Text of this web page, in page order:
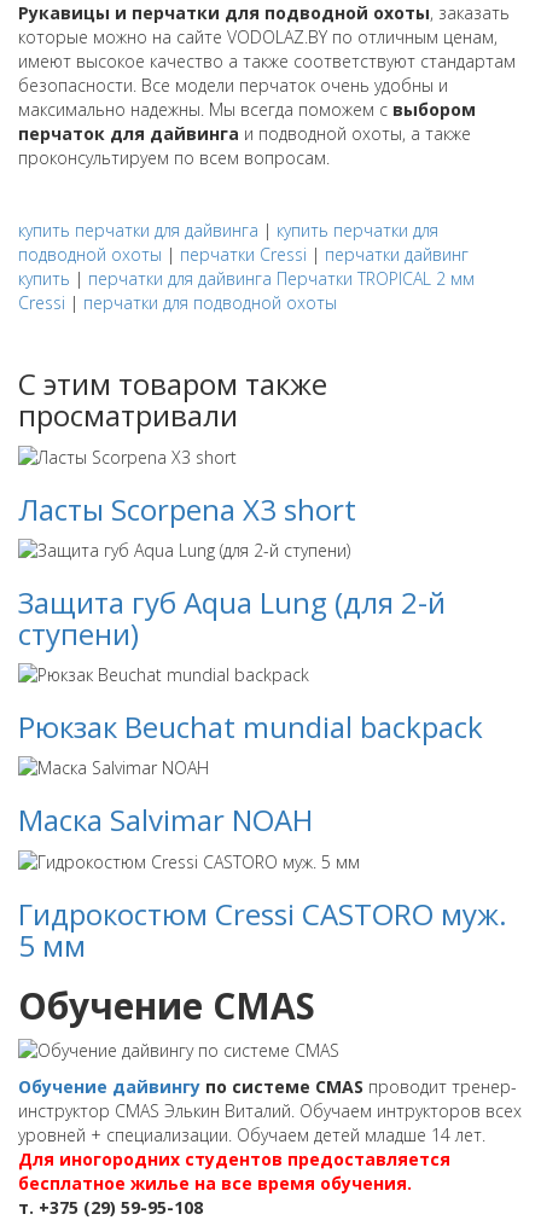
Рукавицы и перчатки для подводной охоты, заказать
которые можно на сайте VODOLAZ.BY по отличным ценам,
имеют высокое качество а также соответствуют стандартам
безопасности. Все модели перчаток очень удобны и
максимально надежны. Мы всегда поможем с выбором
перчаток для дайвинга и подводной охоты, а также
проконсультируем по всем вопросам.
купить перчатки для дайвинга | купить перчатки для
подводной охоты | перчатки Cressi | перчатки дайвинг
купить | перчатки для дайвинга Перчатки TROPICAL 2 мм
Cressi | перчатки для подводной охоты
С этим товаром также
просматривали
Ласты Scorpena X3 short
Защита губ Aqua Lung (для 2-й
ступени)
Рюкзак Beuchat mundial backpack
Маска Salvimar NOAH
Гидрокостюм Cressi CASTORO муж.
5 мм
Обучение CMAS
Обучение дайвингу по системе CMAS проводит тренер-
инструктор CMAS Элькин Виталий. Обучаем интрукторов всех
уровней + специализации. Обучаем детей младше 14 лет.
Для иногородних студентов предоставляется
бесплатное жилье на все время обучения.
т. +375 (29) 59-95-108